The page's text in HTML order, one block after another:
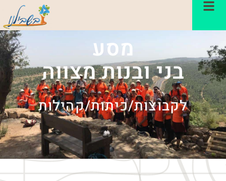
מסע
בני ובנות מצווה
לקבוצות/כיתות/קהילות